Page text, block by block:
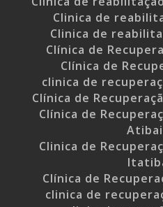
Clinica de
Clinica de
Clínica de
Clínica de
clinica de
Clínica de
Clínica de
Clinica de
Clínica de
clinica de